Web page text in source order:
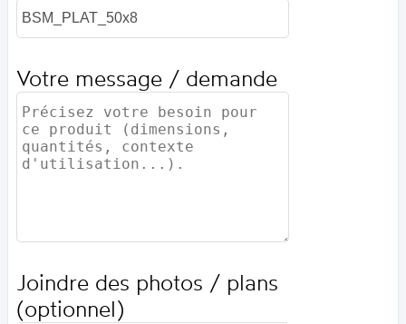
Votre message / demande
Joindre des photos / plans
(optionnel)